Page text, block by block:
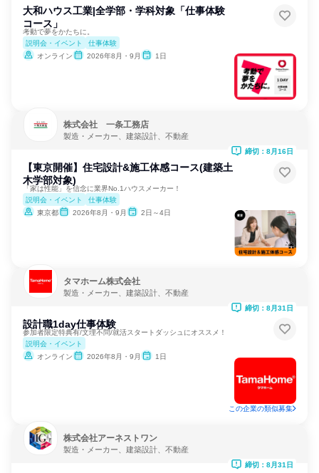
大和ハウス工業|全学部・学科対象「仕事体験
コース」
考動で夢をかたちに。
説明会・イベント
仕事体験
オンライン
2026年8月・9月 1日
株式会社 一条工務店
製造・メーカー、建築設計、不動産
【東京開催】住宅設計&施工体感コース(建築土
木学部対象)
「家は性能」を信念に業界No.1ハウスメーカー！
説明会・イベント
仕事体験
東京都
2026年8月・9月 2日～4日
締切：8月16日
タマホーム株式会社
製造・メーカー、建築設計、不動産
設計職1day仕事体験
参加者限定特典有/文理不問/就活スタートダッシュにオススメ！
説明会・イベント
オンライン
2026年8月・9月 1日
締切：8月31日
この企業の類似募集
株式会社アーネストワン
製造・メーカー、建築設計、不動産
締切：8月31日